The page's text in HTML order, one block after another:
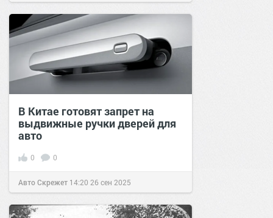
В Китае готовят запрет на
выдвижные ручки дверей для
авто
0 0
Авто Скрежет 14:20 26 сен 2025